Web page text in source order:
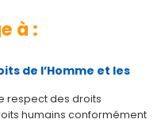
à :
de l’Homme et les
respect des droits
humains conformément